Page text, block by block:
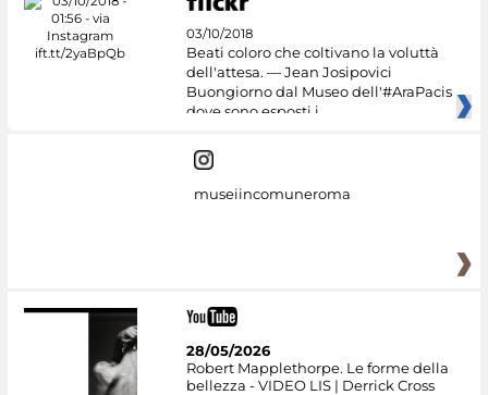
03/10/2018
Beati coloro che coltivano la voluttà
dell'attesa. — Jean Josipovici
Buongiorno dal Museo dell'#AraPacis
dove sono esposti i
museiincomuneroma
28/05/2026
Robert Mapplethorpe. Le forme della
bellezza - VIDEO LIS | Derrick Cross